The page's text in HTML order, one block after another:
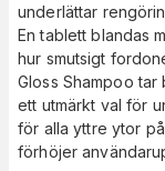
underlättar
En tablett blandas
hur smutsigt
Gloss Shampoo
ett utmärkt val för
för alla yttre ytor
förhöjer